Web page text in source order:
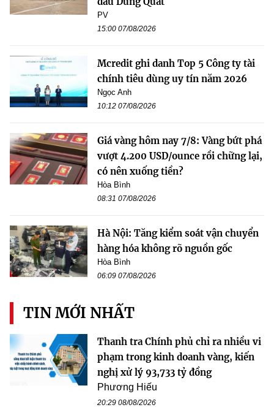
PV
15:00 07/08/2026
Mcredit ghi danh Top 5 Công ty tài
chính tiêu dùng uy tín năm 2026
Ngọc Anh
10:12 07/08/2026
Giá vàng hôm nay 7/8: Vàng bứt phá
vượt 4.200 USD/ounce rồi chững lại,
có nên xuống tiền?
Hòa Bình
08:31 07/08/2026
Hà Nội: Tăng kiểm soát vận chuyển
hàng hóa không rõ nguồn gốc
Hòa Bình
06:09 07/08/2026
TIN MỚI NHẤT
Thanh tra Chính phủ chỉ ra nhiều vi
phạm trong kinh doanh vàng, kiến
nghị xử lý 93,733 tỷ đồng
Phương Hiếu
20:29 08/08/2026